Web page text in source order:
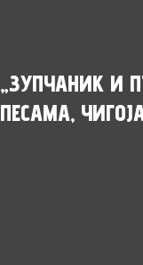
„ЗУПЧАНИК И
ПЕСАМА,